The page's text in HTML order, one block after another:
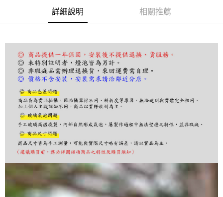
AFTEE先享後付是「在收到商品之後才付款」的支付方式。 讓您購物簡單
【「AFTEE先享後付」結帳流程】
１．於結帳方式選擇「AFTEE先享後付」後，將跳轉至「AFTEE先享後付」
２．訂單成立數日內，您將收到繳費通知簡訊。
３．收到繳費通知簡訊後14天內，點擊此簡訊中的連結，可透過四大超商／
ATM／網路銀行／等多元方式進行付款，方視為交易完成。
※ 請注意：結帳手續完成當下不需立刻繳費，但若您需要取消訂單，請聯絡
後付繳納相關費用。
※ 交易是否成功請以「AFTEE先享後付 」之結帳頁面顯示為準，若有關於
是否繳費成功／繳費後需取消欲退款等相關疑問，請聯繫「AFTEE先享後付
客戶支援中心」https://netprotections.freshdesk.com/support/home
【注意事項】
１．透過由恩沛科技股份有限公司提供之「AFTEE先享後付」服務完成之交
宅配
每筆NT$180，滿NT$5,000(含以上)免運費
詳細說明 相關推薦